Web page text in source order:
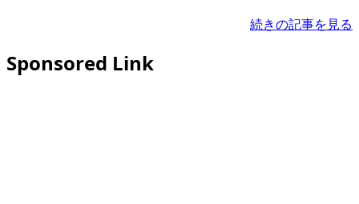
続きの記事を見る
Sponsored Link